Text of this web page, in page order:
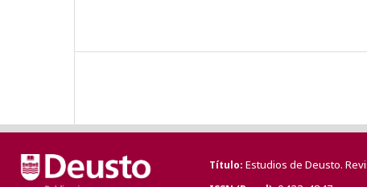
Título Estudios de Deusto.